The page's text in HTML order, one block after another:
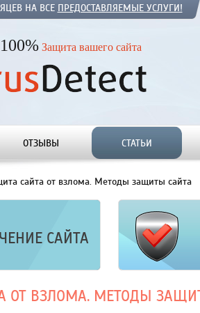
НА ВСЕ ПРЕДОСТАВЛЯЕМЫЕ УСЛУГИ!
100% Защита вашего сайта
ОТЗЫВЫ СТАТЬИ
сайта от взлома. Методы защиты сайта
САЙТА
ОТ ВЗЛОМА. МЕТОДЫ